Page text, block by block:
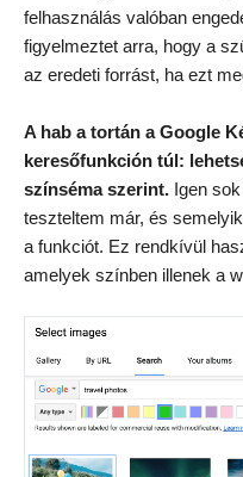
felhasználás valóban
figyelmeztet arra, hogy a
az eredeti forrást, ha ezt
A hab a tortán a Google
keresőfunkción túl:
színséma szerint. Igen
teszteltem már, és
a funkciót. Ez rendkívül
amelyek színben illenek a